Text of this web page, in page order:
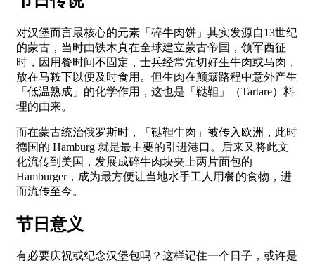
对汉堡而言最核心的元素「碎牛肉饼」其实发源自13世纪
的蒙古，当时由铁木真在全球建立蒙古帝国，领军西征
时，因用餐时间不固定，士兵经常先切好生牛肉或马肉，
放在马鞍下以便及时食用。但生肉在颠簸路程中意外产生
「低温熟成」的化学作用，这也是「鞑靼」（Tartare）料
理的由来。
而在蒙古统治俄罗斯时，「鞑靼牛肉」被传入欧洲，此时
德国的 Hamburg 就是最主要的引进港口。后来又将此文
化流传到美国，发展成碎牛肉块夹上两片面包的
Hamburger，成为最方便让当地水手工人用餐的食物，进
而流传至今。
节日意义
有必要庆祝或纪念汉堡包吗？这样记住一个日子，或许是